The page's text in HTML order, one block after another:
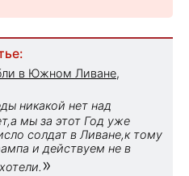
в Южном Ливане,
никакой нет над
мы за этот Год уже
солдат в Ливане,к тому
и действуем не в
»